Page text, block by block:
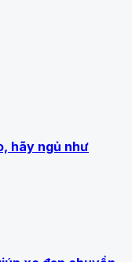
hãy ngủ như